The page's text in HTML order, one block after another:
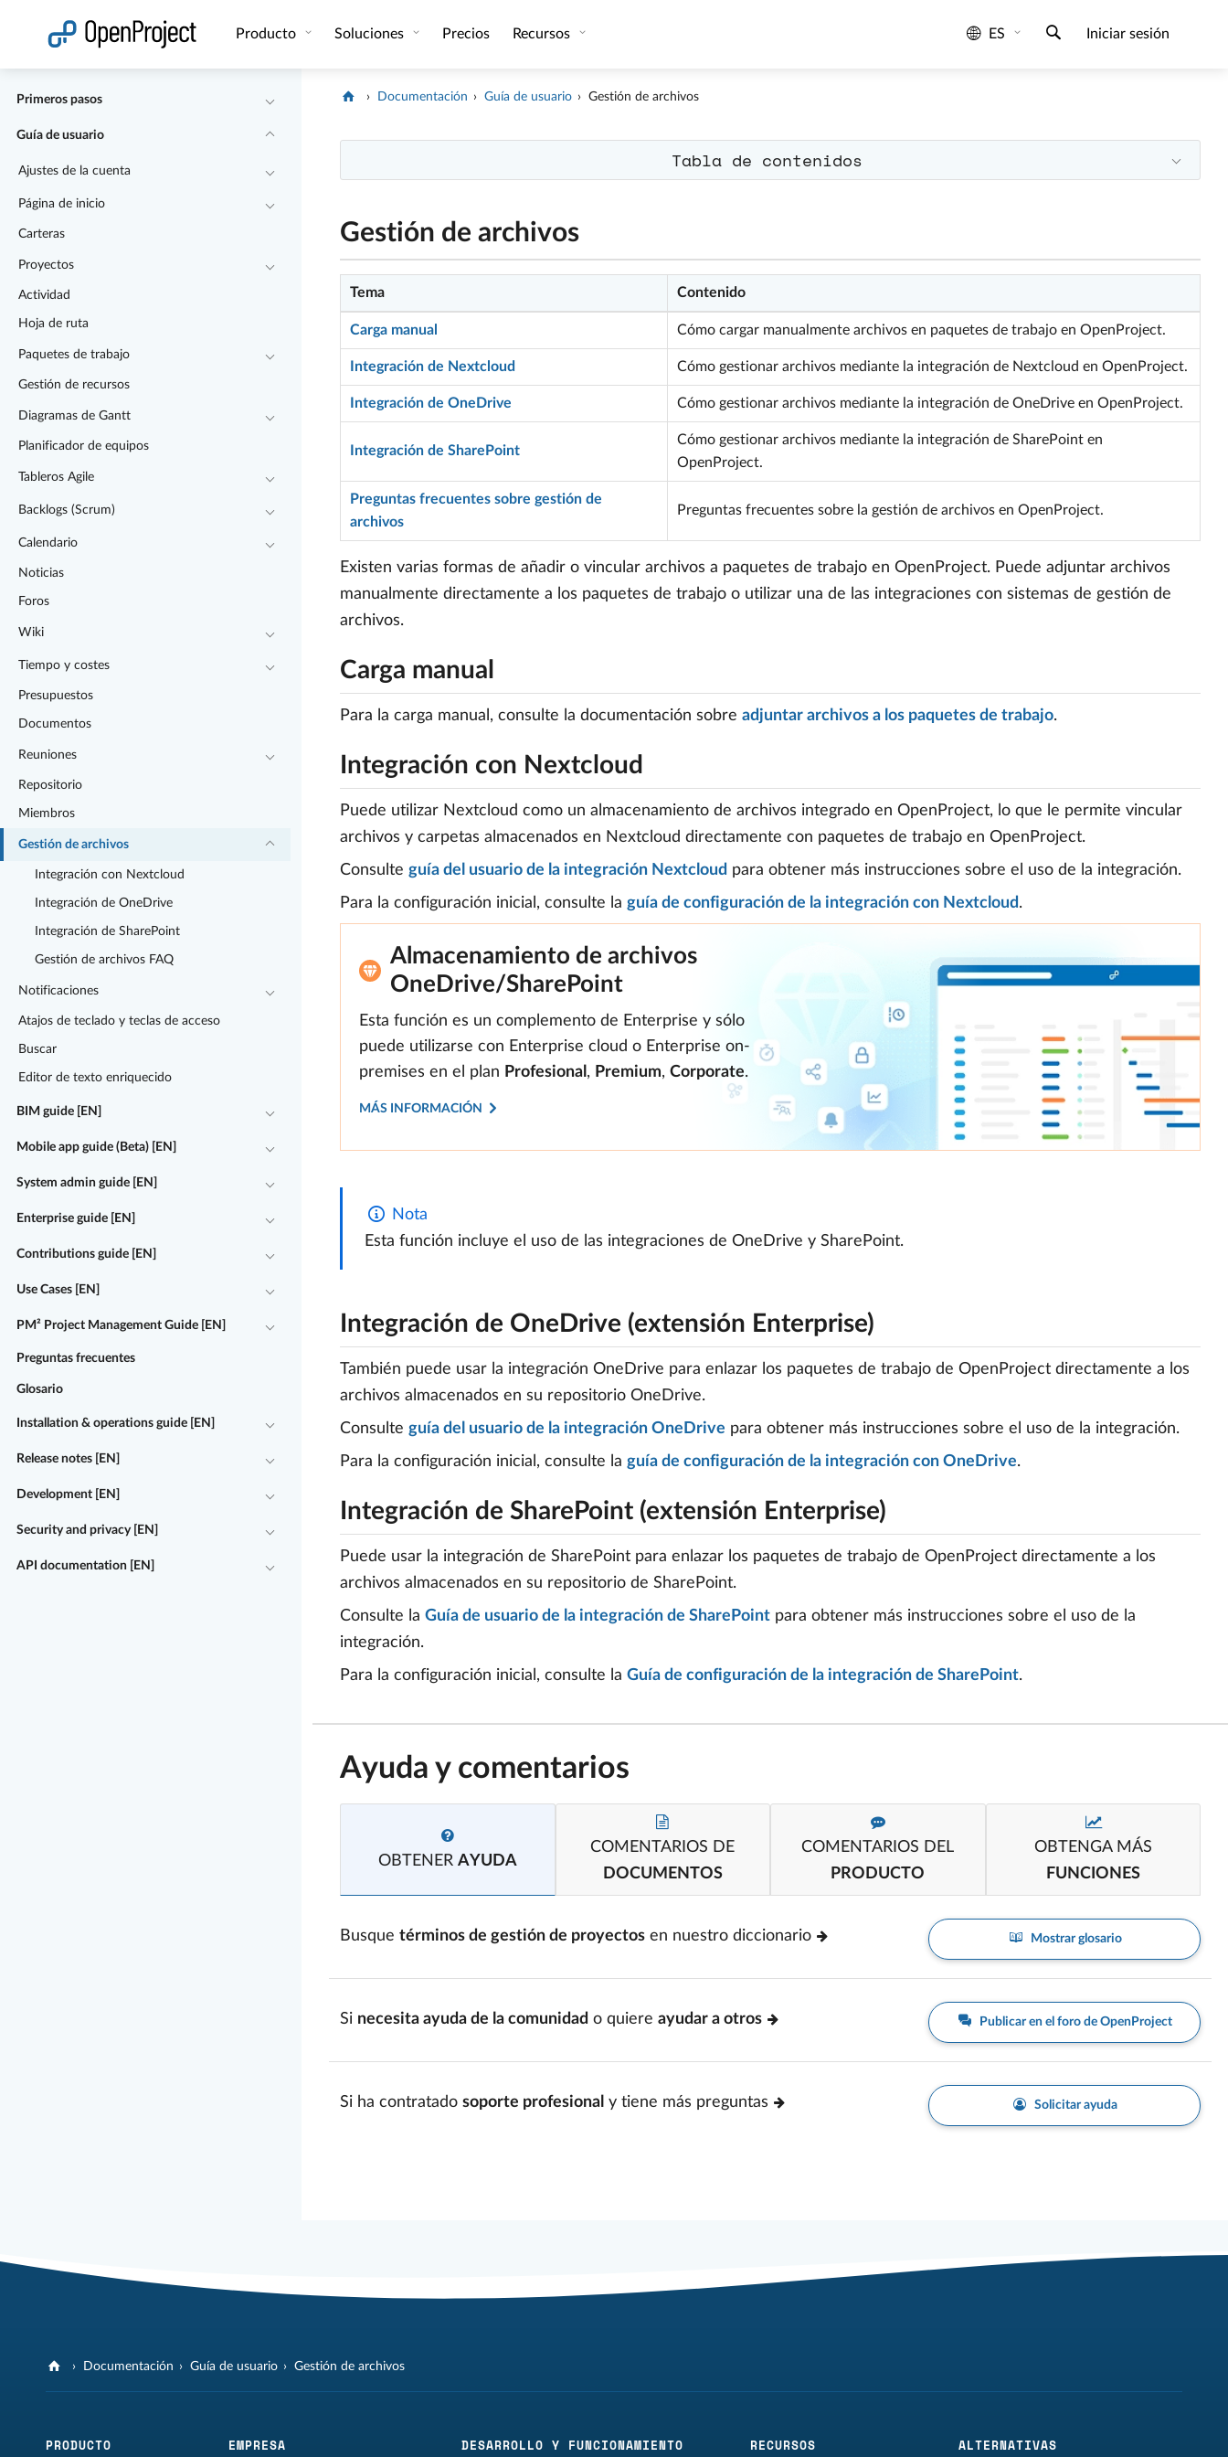
Producto Soluciones Precios Recursos ES Iniciar sesión
Primeros pasos
Guía de usuario
Ajustes de la cuenta
Página de inicio
Carteras
Proyectos
Actividad
Hoja de ruta
Paquetes de trabajo
Gestión de recursos
Diagramas de Gantt
Planificador de equipos
Tableros Agile
Backlogs (Scrum)
Calendario
Noticias
Foros
Wiki
Tiempo y costes
Presupuestos
Documentos
Reuniones
Repositorio
Miembros
Gestión de archivos
Integración con Nextcloud
Integración de OneDrive
Integración de SharePoint
Gestión de archivos FAQ
Notificaciones
Atajos de teclado y teclas de acceso
Buscar
Editor de texto enriquecido
BIM guide [EN]
Mobile app guide (Beta) [EN]
System admin guide [EN]
Enterprise guide [EN]
Contributions guide [EN]
Use Cases [EN]
PM² Project Management Guide [EN]
Preguntas frecuentes
Glosario
Installation & operations guide [EN]
Release notes [EN]
Development [EN]
Security and privacy [EN]
API documentation [EN]
Documentación Guía de usuario Gestión de archivos
Tabla de contenidos
Gestión de archivos
Tema Contenido
Carga manual Cómo cargar manualmente archivos en paquetes de trabajo en OpenProject.
Integración de Nextcloud Cómo gestionar archivos mediante la integración de Nextcloud en OpenProject.
Integración de OneDrive Cómo gestionar archivos mediante la integración de OneDrive en OpenProject.
Integración de SharePoint
Cómo gestionar archivos mediante la integración de SharePoint en
OpenProject.
Preguntas frecuentes sobre gestión de
archivos
Preguntas frecuentes sobre la gestión de archivos en OpenProject.
Existen varias formas de añadir o vincular archivos a paquetes de trabajo en OpenProject. Puede adjuntar archivos
manualmente directamente a los paquetes de trabajo o utilizar una de las integraciones con sistemas de gestión de
archivos.
Carga manual
Para la carga manual, consulte la documentación sobre adjuntar archivos a los paquetes de trabajo.
Integración con Nextcloud
Puede utilizar Nextcloud como un almacenamiento de archivos integrado en OpenProject, lo que le permite vincular
archivos y carpetas almacenados en Nextcloud directamente con paquetes de trabajo en OpenProject.
Consulte guía del usuario de la integración Nextcloud para obtener más instrucciones sobre el uso de la integración.
Para la configuración inicial, consulte la guía de configuración de la integración con Nextcloud.
Almacenamiento de archivos
OneDrive/SharePoint
Esta función es un complemento de Enterprise y sólo
puede utilizarse con Enterprise cloud o Enterprise on-
premises en el plan Profesional , Premium, Corporate.
MÁS INFORMACIÓN
Nota
Esta función incluye el uso de las integraciones de OneDrive y SharePoint.
Integración de OneDrive (extensión Enterprise)
También puede usar la integración OneDrive para enlazar los paquetes de trabajo de OpenProject directamente a los
archivos almacenados en su repositorio OneDrive.
Consulte guía del usuario de la integración OneDrive para obtener más instrucciones sobre el uso de la integración.
Para la configuración inicial, consulte la guía de configuración de la integración con OneDrive.
Integración de SharePoint (extensión Enterprise)
Puede usar la integración de SharePoint para enlazar los paquetes de trabajo de OpenProject directamente a los
archivos almacenados en su repositorio de SharePoint.
Consulte la Guía de usuario de la integración de SharePoint para obtener más instrucciones sobre el uso de la
integración.
Para la configuración inicial, consulte la Guía de configuración de la integración de SharePoint.
Ayuda y comentarios
OBTENER AYUDA
COMENTARIOS DE
DOCUMENTOS
COMENTARIOS DEL
PRODUCTO
OBTENGA MÁS
FUNCIONES
Busque términos de gestión de proyectos en nuestro diccionario Mostrar glosario
Si necesita ayuda de la comunidad o quiere ayudar a otros Publicar en el foro de OpenProject
Si ha contratado soporte profesional y tiene más preguntas Solicitar ayuda
Documentación Guía de usuario Gestión de archivos
PRODUCTO EMPRESA DESARROLLO Y FUNCIONAMIENTO RECURSOS ALTERNATIVAS